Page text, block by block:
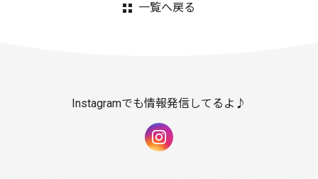
一覧へ戻る
Instagramでも情報発信してるよ♪